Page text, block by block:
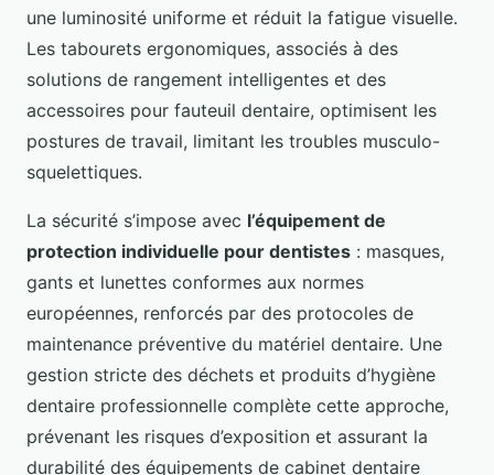
une luminosité uniforme et réduit la fatigue visuelle.
Les tabourets ergonomiques, associés à des
solutions de rangement intelligentes et des
accessoires pour fauteuil dentaire, optimisent les
postures de travail, limitant les troubles musculo-
squelettiques.
La sécurité s’impose avec l’équipement de
protection individuelle pour dentistes : masques,
gants et lunettes conformes aux normes
européennes, renforcés par des protocoles de
maintenance préventive du matériel dentaire. Une
gestion stricte des déchets et produits d’hygiène
dentaire professionnelle complète cette approche,
prévenant les risques d’exposition et assurant la
durabilité des équipements de cabinet dentaire